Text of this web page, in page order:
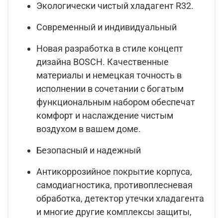
Экологически чистый хладагент R32.
Современный и индивидуальный
Новая разработка в стиле концепт
дизайна BOSCH. Качественные
материалы и немецкая точность в
исполнении в сочетании с богатым
функциональным набором обеспечат
комфорт и наслаждение чистым
воздухом в вашем доме.
Безопасный и надежный
Антикоррозийное покрытие корпуса,
самодиагностика, противоплесневая
обработка, детектор утечки хладагента
и многие другие комплексы защиты,